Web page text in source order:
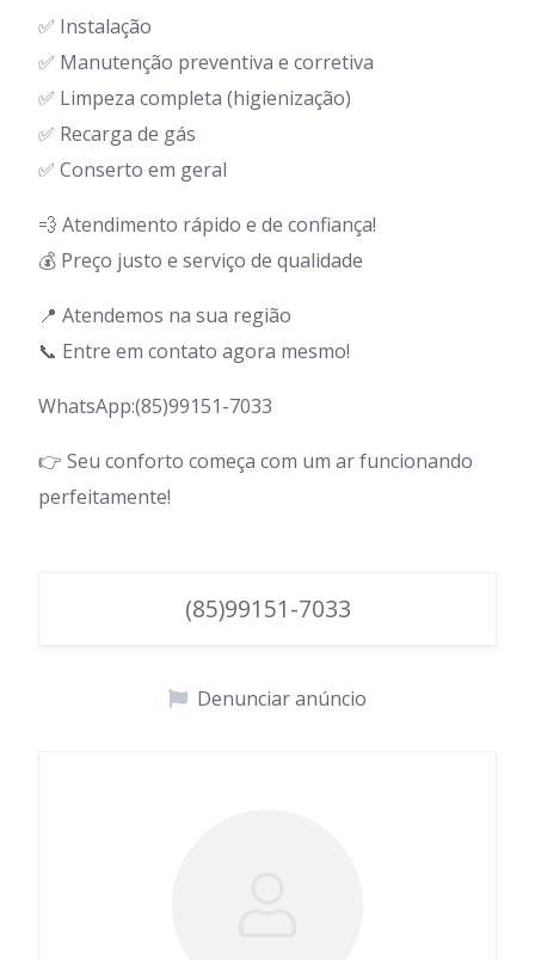
✅ Instalação
✅ Manutenção preventiva e corretiva
✅ Limpeza completa (higienização)
✅ Recarga de gás
✅ Conserto em geral
💨 Atendimento rápido e de confiança!
💰 Preço justo e serviço de qualidade
📍 Atendemos na sua região
📞 Entre em contato agora mesmo!
WhatsApp:(85)99151-7033
👉 Seu conforto começa com um ar funcionando
perfeitamente!
(85)99151-7033
Denunciar anúncio